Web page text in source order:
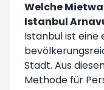
Welche
Istanbul
Istanbul ist eine
Stadt. Aus
Methode für